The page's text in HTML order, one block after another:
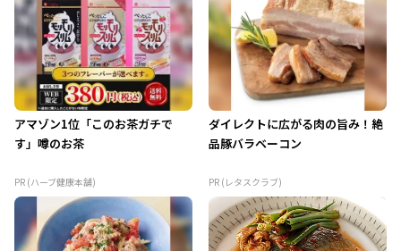
アマゾン1位「このお茶ガチで
す」噂のお茶
PR (ハーブ健康本舗)
ダイレクトに広がる肉の旨み！絶
品豚バラベーコン
PR (レタスクラブ)